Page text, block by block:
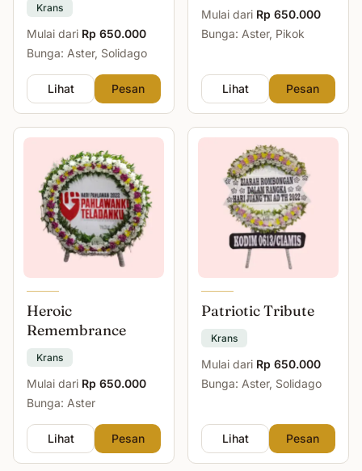
Krans
Mulai dari Rp 650.000
Bunga: Aster, Solidago
Lihat Pesan
Mulai dari Rp 650.000
Bunga: Aster, Pikok
Lihat Pesan
Heroic
Remembrance
Krans
Mulai dari Rp 650.000
Bunga: Aster
Lihat Pesan
Patriotic Tribute
Krans
Mulai dari Rp 650.000
Bunga: Aster, Solidago
Lihat Pesan